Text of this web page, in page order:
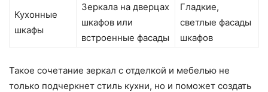
Кухонные
шкафы
Зеркала на дверцах
шкафов или
встроенные фасады
Гладкие,
светлые фасады
шкафов
Такое сочетание зеркал с отделкой и мебелью не
только подчеркнет стиль кухни, но и поможет создать